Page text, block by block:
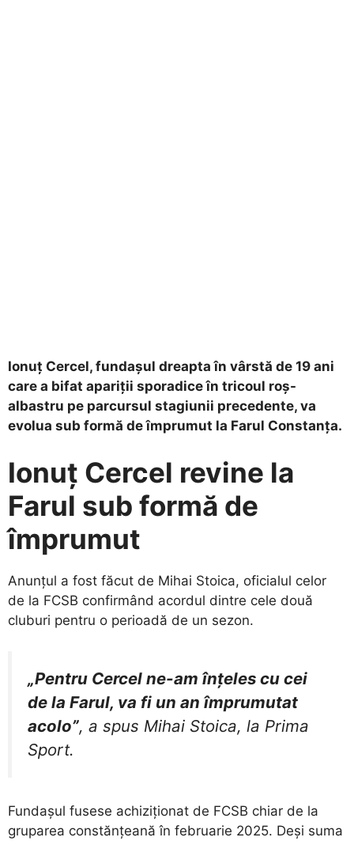
Ionuț Cercel, fundașul dreapta în vârstă de 19 ani
care a bifat apariții sporadice în tricoul roș-
albastru pe parcursul stagiunii precedente, va
evolua sub formă de împrumut la Farul Constanța.
Ionuț Cercel revine la
Farul sub formă de
împrumut
​Anunțul a fost făcut de Mihai Stoica, oficialul celor
de la FCSB confirmând acordul dintre cele două
cluburi pentru o perioadă de un sezon.
„Pentru Cercel ne-am înțeles cu cei
de la Farul, va fi un an împrumutat
acolo”, a spus Mihai Stoica, la Prima
Sport.
​Fundașul fusese achiziționat de FCSB chiar de la
gruparea constănțeană în februarie 2025. Deși suma